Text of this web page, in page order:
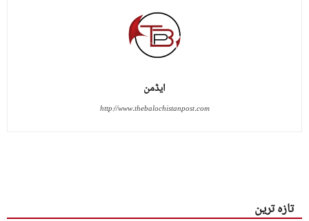
ایڈمن
http://www.thebalochistanpost.com
تازہ ترین